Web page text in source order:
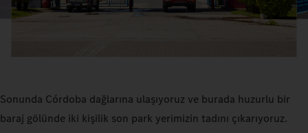
Sonunda Córdoba dağlarına ulaşıyoruz ve burada huzurlu bir
baraj gölünde iki kişilik son park yerimizin tadını çıkarıyoruz.